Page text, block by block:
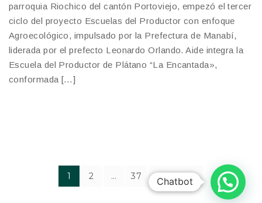
parroquia Riochico del cantón Portoviejo, empezó el tercer
ciclo del proyecto Escuelas del Productor con enfoque
Agroecológico, impulsado por la Prefectura de Manabí,
liderada por el prefecto Leonardo Orlando. Aide integra la
Escuela del Productor de Plátano “La Encantada»,
conformada […]
1 2 … 37 NEXT
Chatbot